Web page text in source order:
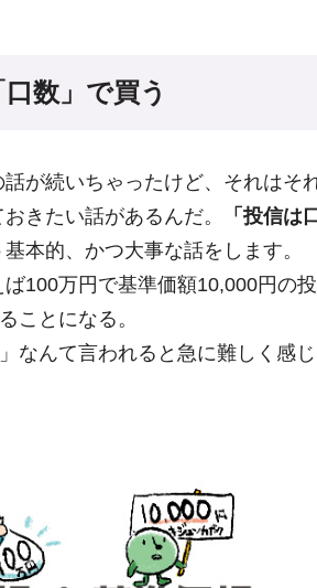
数」で買う
が続いちゃったけど、それはそ
きたい話があるんだ。
「投信は
本的、かつ大事な話をします。
100万円で基準価額10,000円の
ことになる。
なんて言われると急に難しく感